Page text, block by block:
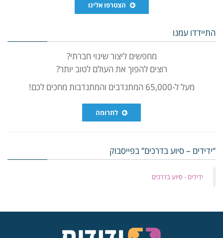
הצטרפו אלינו
התיידדו עמנו
מחפשים ליצור שינוי חברתי?
רוצים להפוך את העולם לטוב יותר?
מעל ל-65,000 המתנדבים והמתנדבות מחכים לכם!
לתרומה
“ידידים – סיוע בדרכים” בפייסבוק
‏ידידים - סיוע בדרכים